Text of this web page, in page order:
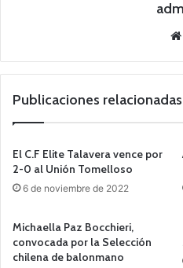
Publicaciones relacionadas
El C.F Elite Talavera vence por
2-0 al Unión Tomelloso
6 de noviembre de 2022
Michaella Paz Bocchieri,
convocada por la Selección
chilena de balonmano